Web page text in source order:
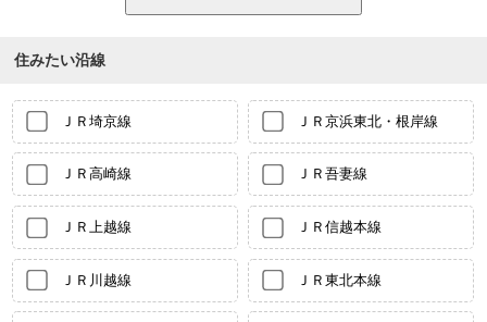
住みたい沿線
ＪＲ埼京線 ＪＲ京浜東北・根岸線
ＪＲ高崎線 ＪＲ吾妻線
ＪＲ上越線 ＪＲ信越本線
ＪＲ川越線 ＪＲ東北本線